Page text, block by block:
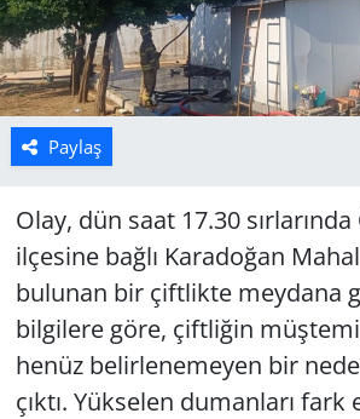
Paylaş
Olay, dün saat 17.30
ilçesine bağlı Karadoğan
bulunan bir çiftlikte meydana
bilgilere göre, çiftliğin
henüz belirlenemeyen bir
çıktı. Yükselen dumanları fark